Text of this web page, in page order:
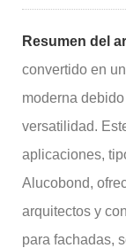
Resumen del
convertido en
moderna
versatilidad.
aplicaciones,
Alucobond,
arquitectos y
para fachadas,